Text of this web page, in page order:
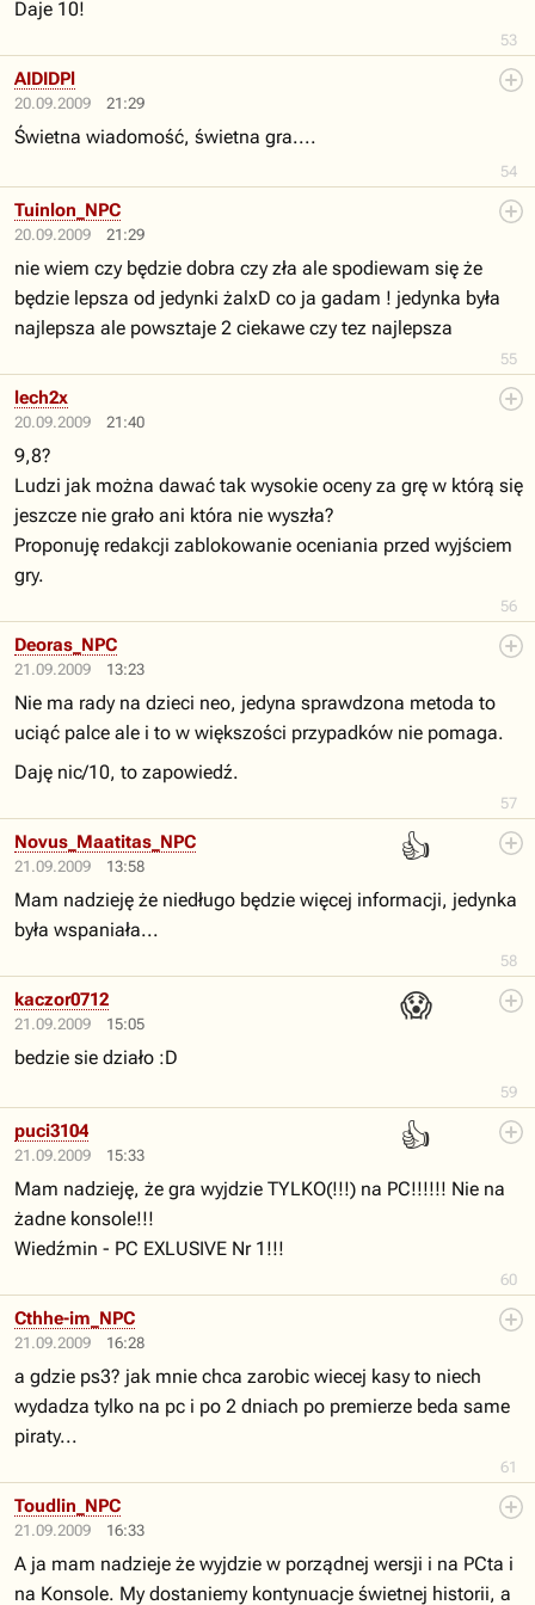
53
Daje 10!
20.09.2009 21:29
54
AIDIDPl
Świetna wiadomość, świetna gra....
20.09.2009 21:29
55
Tuinlon_NPC
nie wiem czy będzie dobra czy zła ale spodiewam się że
będzie lepsza od jedynki żalxD co ja gadam ! jedynka była
najlepsza ale powsztaje 2 ciekawe czy tez najlepsza
20.09.2009 21:40
56
lech2x
9,8?
Ludzi jak można dawać tak wysokie oceny za grę w którą się
jeszcze nie grało ani która nie wyszła?
Proponuję redakcji zablokowanie oceniania przed wyjściem
gry.
21.09.2009 13:23
57
Deoras_NPC
Nie ma rady na dzieci neo, jedyna sprawdzona metoda to
uciąć palce ale i to w większości przypadków nie pomaga.
Daję nic/10, to zapowiedź.
21.09.2009 13:58
👍
58
Novus_Maatitas_NPC
Mam nadzieję że niedługo będzie więcej informacji, jedynka
była wspaniała...
21.09.2009 15:05
😱
59
kaczor0712
bedzie sie działo :D
21.09.2009 15:33
👍
60
puci3104
Mam nadzieję, że gra wyjdzie TYLKO(!!!) na PC!!!!!! Nie na
żadne konsole!!!
Wiedźmin - PC EXLUSIVE Nr 1!!!
21.09.2009 16:28
61
Cthhe-im_NPC
a gdzie ps3? jak mnie chca zarobic wiecej kasy to niech
wydadza tylko na pc i po 2 dniach po premierze beda same
piraty...
21.09.2009 16:33
Toudlin_NPC
A ja mam nadzieje że wyjdzie w porządnej wersji i na PCta i
na Konsole. My dostaniemy kontynuacje świetnej historii, a